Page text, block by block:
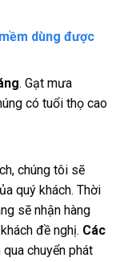
dùng được
. Gạt mưa
có tuổi thọ cao
chúng tôi sẽ
quý khách. Thời
sẽ nhận hàng
đề nghị. Các
chuyển phát